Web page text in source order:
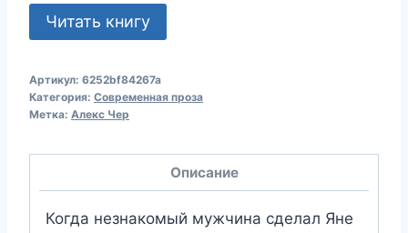
Читать книгу
Артикул: 6252bf84267a
Категория: Современная проза
Метка: Алекс Чер
Описание
Когда незнакомый мужчина сделал Яне